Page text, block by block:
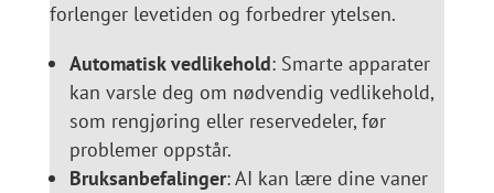
forlenger levetiden og forbedrer ytelsen.
Automatisk vedlikehold: Smarte apparater
kan varsle deg om nødvendig vedlikehold,
som rengjøring eller reservedeler, før
problemer oppstår.
Bruksanbefalinger: AI kan lære dine vaner